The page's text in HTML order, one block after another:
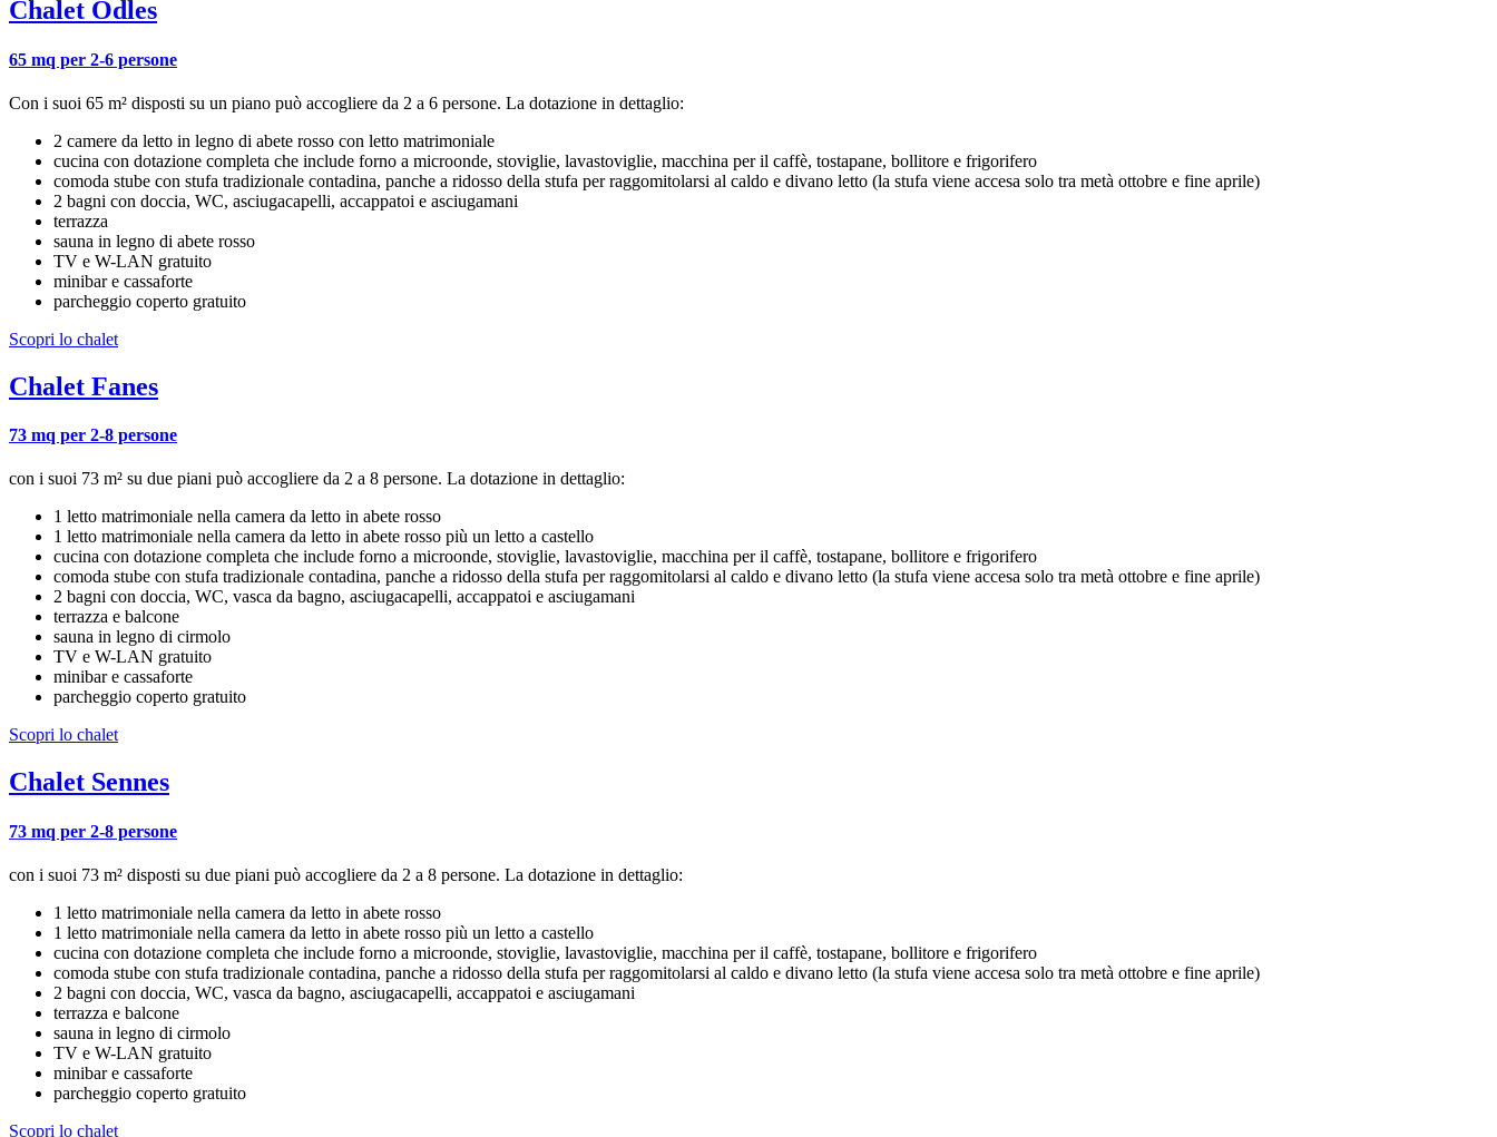
Chalet Odles
65 mq per 2-6 persone
Con i suoi 65 m² disposti su un piano può accogliere da 2 a 6 persone. La dotazione in dettaglio:
2 camere da letto in legno di abete rosso con letto matrimoniale
cucina con dotazione completa che include forno a microonde, stoviglie, lavastoviglie, macchina per il caffè, tostapane, bollitore e frigorifero
comoda stube con stufa tradizionale contadina, panche a ridosso della stufa per raggomitolarsi al caldo e divano letto (la stufa viene accesa solo tra metà ottobre e fine aprile)
2 bagni con doccia, WC, asciugacapelli, accappatoi e asciugamani
terrazza
sauna in legno di abete rosso
TV e W-LAN gratuito
minibar e cassaforte
parcheggio coperto gratuito
Scopri lo chalet
Chalet Fanes
73 mq per 2-8 persone
con i suoi 73 m² su due piani può accogliere da 2 a 8 persone. La dotazione in dettaglio:
1 letto matrimoniale nella camera da letto in abete rosso
1 letto matrimoniale nella camera da letto in abete rosso più un letto a castello
cucina con dotazione completa che include forno a microonde, stoviglie, lavastoviglie, macchina per il caffè, tostapane, bollitore e frigorifero
comoda stube con stufa tradizionale contadina, panche a ridosso della stufa per raggomitolarsi al caldo e divano letto (la stufa viene accesa solo tra metà ottobre e fine aprile)
2 bagni con doccia, WC, vasca da bagno, asciugacapelli, accappatoi e asciugamani
terrazza e balcone
sauna in legno di cirmolo
TV e W-LAN gratuito
minibar e cassaforte
parcheggio coperto gratuito
Scopri lo chalet
Chalet Sennes
73 mq per 2-8 persone
con i suoi 73 m² disposti su due piani può accogliere da 2 a 8 persone. La dotazione in dettaglio:
1 letto matrimoniale nella camera da letto in abete rosso
1 letto matrimoniale nella camera da letto in abete rosso più un letto a castello
cucina con dotazione completa che include forno a microonde, stoviglie, lavastoviglie, macchina per il caffè, tostapane, bollitore e frigorifero
comoda stube con stufa tradizionale contadina, panche a ridosso della stufa per raggomitolarsi al caldo e divano letto (la stufa viene accesa solo tra metà ottobre e fine aprile)
2 bagni con doccia, WC, vasca da bagno, asciugacapelli, accappatoi e asciugamani
terrazza e balcone
sauna in legno di cirmolo
TV e W-LAN gratuito
minibar e cassaforte
parcheggio coperto gratuito
Scopri lo chalet